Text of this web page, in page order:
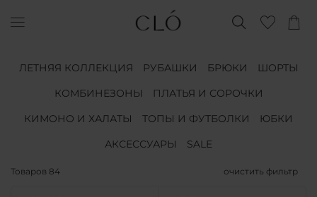
ЛЕТНЯЯ КОЛЛЕКЦИЯ РУБАШКИ БРЮКИ
ШОРТЫ
КОМБИНЕЗОНЫ
ПЛАТЬЯ И СОРОЧКИ
КИМОНО И ХАЛАТЫ
ТОПЫ И ФУТБОЛКИ
ЮБКИ
АКСЕССУАРЫ
SALE
Товаров 84 очистить фильтр